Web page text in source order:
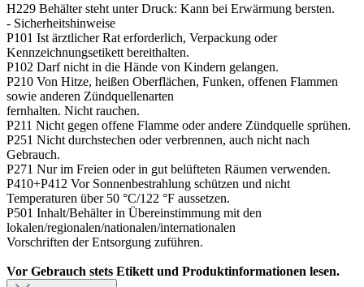
H229 Behälter steht unter Druck: Kann bei Erwärmung bersten.
- Sicherheitshinweise
P101 Ist ärztlicher Rat erforderlich, Verpackung oder
Kennzeichnungsetikett bereithalten.
P102 Darf nicht in die Hände von Kindern gelangen.
P210 Von Hitze, heißen Oberflächen, Funken, offenen Flammen
sowie anderen Zündquellenarten
fernhalten. Nicht rauchen.
P211 Nicht gegen offene Flamme oder andere Zündquelle sprühen.
P251 Nicht durchstechen oder verbrennen, auch nicht nach
Gebrauch.
P271 Nur im Freien oder in gut belüfteten Räumen verwenden.
P410+P412 Vor Sonnenbestrahlung schützen und nicht
Temperaturen über 50 °C/122 °F aussetzen.
P501 Inhalt/Behälter in Übereinstimmung mit den
lokalen/regionalen/nationalen/internationalen
Vorschriften der Entsorgung zuführen.
Vor Gebrauch stets Etikett und Produktinformationen lesen.